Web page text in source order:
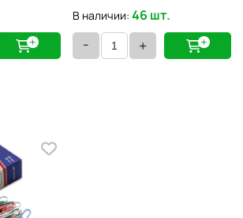
В наличии: 46 шт.
- +